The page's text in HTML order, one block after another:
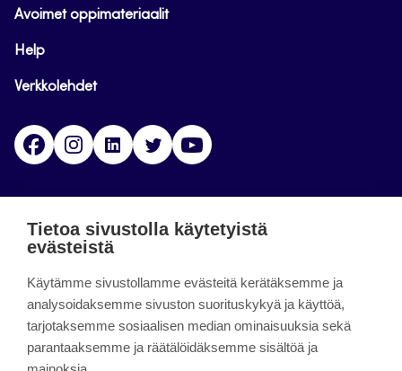
Avoimet oppimateriaalit
Help
Verkkolehdet
FacebookInstagramLinkedinTwitter
päättynyt 11.9.2023.
About the site
Tietoa sivustolla käytetyistä
evästeistä
Käytämme sivustollamme evästeitä kerätäksemme ja
analysoidaksemme sivuston suorituskykyä ja käyttöä,
tarjotaksemme sosiaalisen median ominaisuuksia sekä
parantaaksemme ja räätälöidäksemme sisältöä ja